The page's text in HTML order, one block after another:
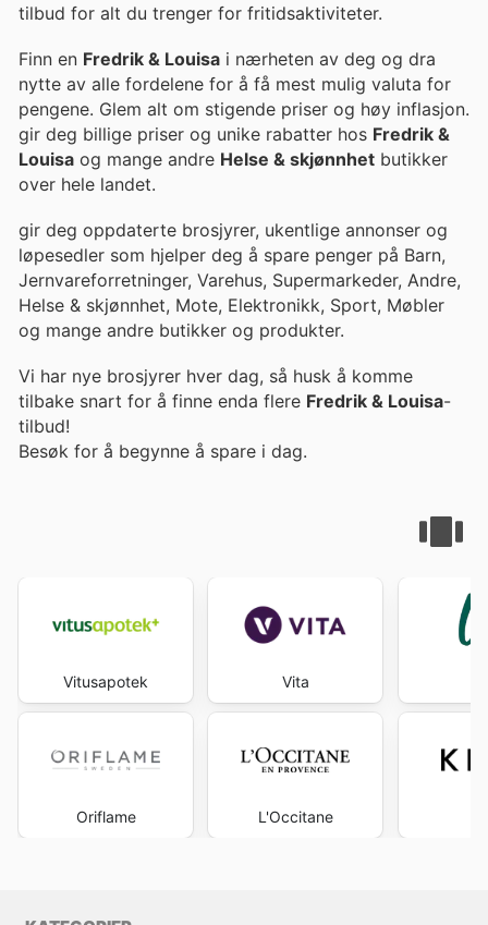
tilbud for alt du trenger for fritidsaktiviteter.
Finn en Fredrik & Louisa i nærheten av deg og dra
nytte av alle fordelene for å få mest mulig valuta for
pengene. Glem alt om stigende priser og høy inflasjon.
gir deg billige priser og unike rabatter hos Fredrik &
Louisa og mange andre Helse & skjønnhet butikker
over hele landet.
gir deg oppdaterte brosjyrer, ukentlige annonser og
løpesedler som hjelper deg å spare penger på Barn,
Jernvareforretninger, Varehus, Supermarkeder, Andre,
Helse & skjønnhet, Mote, Elektronikk, Sport, Møbler
og mange andre butikker og produkter.
Vi har nye brosjyrer hver dag, så husk å komme
tilbake snart for å finne enda flere Fredrik & Louisa-
tilbud!
Besøk for å begynne å spare i dag.
Vitusapotek
Oriflame
Vita
L'Occitane